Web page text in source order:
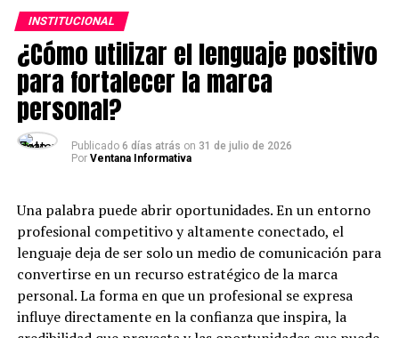
fortalecer el reconocimiento social hacia quienes
construyen negocios desde el esfuerzo propio.
La convocatoria contempla seis categorías: Fuerza
Mujer, dirigida a emprendedoras que hayan superado y
enfrentado barreras de género; Emprendedor Joven,
para jóvenes líderes de negocio con alto potencial de
crecimiento; MYPE Sostenible, que reconoce prácticas
conjunto; Emprendimiento Innovador, que premia
soluciones que usan la innovación como pilar; y Legado
que Inspira, dirigida a emprendimientos con más de 10
años que han logrado un impacto destacado en sus
comunidades.
INSTITUCIONAL
¿Cómo utilizar el lenguaje positivo
para fortalecer la marca
personal?
Publicado 6 días atrás on 31 de julio de 2026
Por Ventana Informativa
Una palabra puede abrir oportunidades. En un entorno
profesional competitivo y altamente conectado, el
lenguaje deja de ser solo un medio de comunicación para
convertirse en un recurso estratégico de la marca
personal. La forma en que un profesional se expresa
influye directamente en la confianza que inspira, la